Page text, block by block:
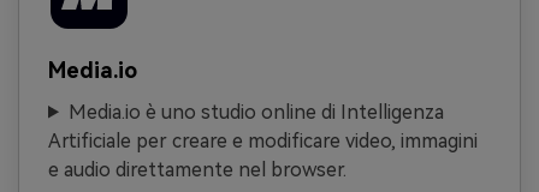
Media.io
Media.io è uno studio online di Intelligenza
Artificiale per creare e modificare video, immagini
e audio direttamente nel browser.